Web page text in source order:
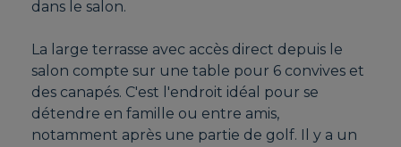
dans le salon.
La large terrasse avec accès direct depuis le
salon compte sur une table pour 6 convives et
des canapés. C'est l'endroit idéal pour se
détendre en famille ou entre amis,
notamment après une partie de golf. Il y a un